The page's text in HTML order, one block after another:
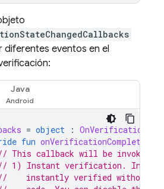
diferentes eventos en el
Java
= object :
fun onVerificationCompleted
This callback will be invoked
1) Instant verification. In some
instantly verified without